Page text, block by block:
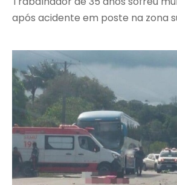
após acidente em poste na zona